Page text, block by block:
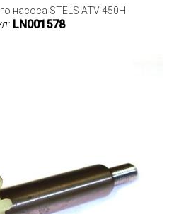
насоса STELS ATV 450H
LN001578